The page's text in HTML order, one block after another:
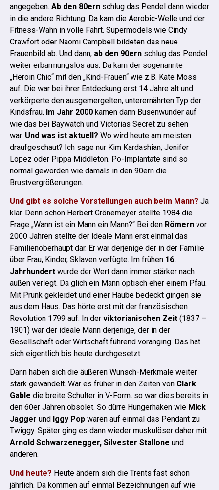
angegeben. Ab den 80ern schlug das Pendel dann wieder
in die andere Richtung: Da kam die Aerobic-Welle und der
Fitness-Wahn in volle Fahrt. Supermodels wie Cindy
Crawfort oder Naomi Campbell bildeten das neue
Frauenbild ab. Und dann, ab den 90ern schlug das Pendel
weiter erbarmungslos aus. Da kam der sogenannte
„Heroin Chic“ mit den „Kind-Frauen“ wie z.B. Kate Moss
auf. Die war bei ihrer Entdeckung erst 14 Jahre alt und
verkörperte den ausgemergelten, unterernährten Typ der
Kindsfrau. Im Jahr 2000 kamen dann Busenwunder auf
wie das bei Baywatch und Victorias Secret zu sehen
war. Und was ist aktuell? Wo wird heute am meisten
draufgeschaut? Ich sage nur Kim Kardashian, Jenifer
Lopez oder Pippa Middleton. Po-Implantate sind so
normal geworden wie damals in den 90ern die
Brustvergrößerungen.
Und gibt es solche Vorstellungen auch beim Mann? Ja
klar. Denn schon Herbert Grönemeyer stellte 1984 die
Frage „Wann ist ein Mann ein Mann?“ Bei den Römern vor
2000 Jahren stellte der ideale Mann erst einmal das
Familienoberhaupt dar. Er war derjenige der in der Familie
über Frau, Kinder, Sklaven verfügte. Im frühen 16.
Jahrhundert wurde der Wert dann immer stärker nach
außen verlegt. Da glich ein Mann optisch eher einem Pfau.
Mit Prunk gekleidet und einer Haube bedeckt gingen sie
aus dem Haus. Das hörte erst mit der französischen
Revolution 1799 auf. In der viktorianischen Zeit (1837 –
1901) war der ideale Mann derjenige, der in der
Gesellschaft oder Wirtschaft führend voranging. Das hat
sich eigentlich bis heute durchgesetzt.
Dann haben sich die äußeren Wunsch-Merkmale weiter
stark gewandelt. War es früher in den Zeiten von Clark
Gable die breite Schulter in V-Form, so war dies bereits in
den 60er Jahren obsolet. So dürre Hungerhaken wie Mick
Jagger und Iggy Pop waren auf einmal das Pendant zu
Twiggy. Später ging es dann wieder muskulöser daher mit
Arnold Schwarzenegger, Silvester Stallone und
anderen.
Und heute? Heute ändern sich die Trents fast schon
jährlich. Da kommen auf einmal Bezeichnungen auf wie